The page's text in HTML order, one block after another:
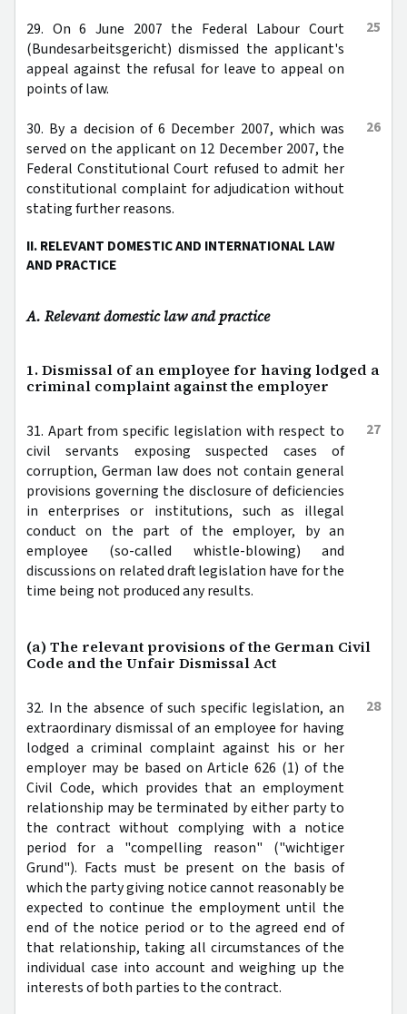
25
29. On 6 June 2007 the Federal Labour Court
(Bundesarbeitsgericht) dismissed the applicant's
appeal against the refusal for leave to appeal on
points of law.
26
30. By a decision of 6 December 2007, which was
served on the applicant on 12 December 2007, the
Federal Constitutional Court refused to admit her
constitutional complaint for adjudication without
stating further reasons.
II. RELEVANT DOMESTIC AND INTERNATIONAL LAW
AND PRACTICE
A. Relevant domestic law and practice
1. Dismissal of an employee for having lodged a
criminal complaint against the employer
27
31. Apart from specific legislation with respect to
civil servants exposing suspected cases of
corruption, German law does not contain general
provisions governing the disclosure of deficiencies
in enterprises or institutions, such as illegal
conduct on the part of the employer, by an
employee (so-called whistle-blowing) and
discussions on related draft legislation have for the
time being not produced any results.
(a) The relevant provisions of the German Civil
Code and the Unfair Dismissal Act
28
32. In the absence of such specific legislation, an
extraordinary dismissal of an employee for having
lodged a criminal complaint against his or her
employer may be based on Article 626 (1) of the
Civil Code, which provides that an employment
relationship may be terminated by either party to
the contract without complying with a notice
period for a "compelling reason" ("wichtiger
Grund"). Facts must be present on the basis of
which the party giving notice cannot reasonably be
expected to continue the employment until the
end of the notice period or to the agreed end of
that relationship, taking all circumstances of the
individual case into account and weighing up the
interests of both parties to the contract.